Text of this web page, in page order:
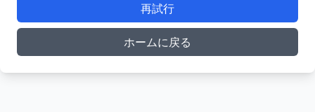
再試行
ホームに戻る